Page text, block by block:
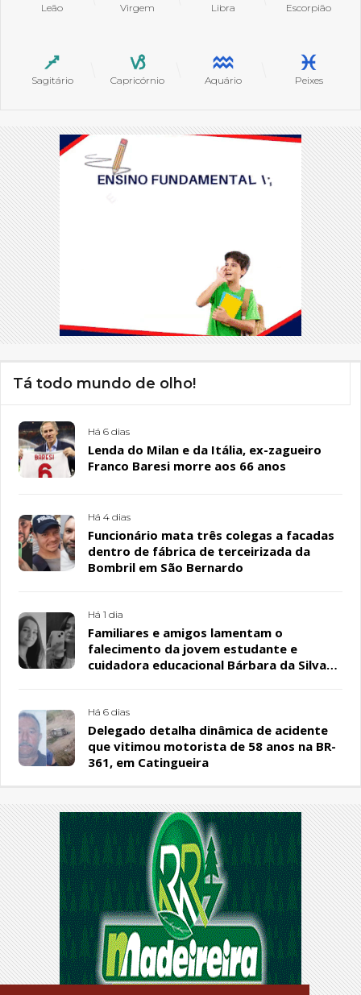
Leão Virgem Libra Escorpião
Sagitário Capricórnio Aquário Peixes
Tá todo mundo de olho!
Há 6 dias
Lenda do Milan e da Itália, ex-zagueiro
Franco Baresi morre aos 66 anos
Há 4 dias
Funcionário mata três colegas a facadas
dentro de fábrica de terceirizada da
Bombril em São Bernardo
Há 1 dia
Familiares e amigos lamentam o
falecimento da jovem estudante e
cuidadora educacional Bárbara da Silva
Há 6 dias
Delegado detalha dinâmica de acidente
que vitimou motorista de 58 anos na BR-
361, em Catingueira